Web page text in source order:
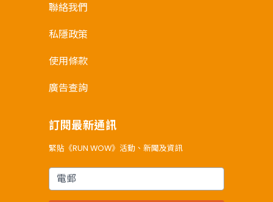
聯絡我們
私隱政策
使用條款
廣告查詢
訂閱最新通訊
緊貼《RUN WOW》活動、新聞及資訊
電郵